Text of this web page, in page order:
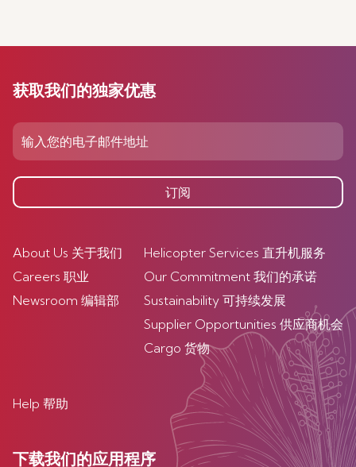
获取我们的独家优惠
订阅
About Us 关于我们
Careers 职业
Newsroom 编辑部
Helicopter Services 直升机服务
Our Commitment 我们的承诺
Sustainability 可持续发展
Supplier Opportunities 供应商机会
Cargo 货物
Help 帮助
下载我们的应用程序